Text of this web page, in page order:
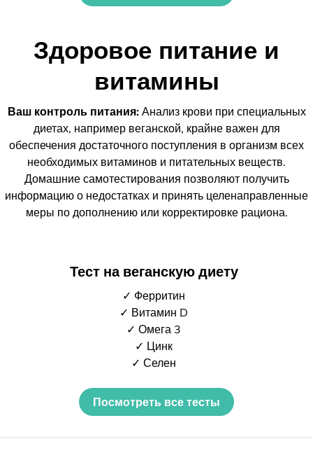
Здоровое питание и
витамины
Ваш контроль питания:Анализ крови при специальных
диетах, например веганской, крайне важен для
обеспечения достаточного поступления в организм всех
необходимых витаминов и питательных веществ.
Домашние самотестирования позволяют получить
информацию о недостатках и принять целенаправленные
меры по дополнению или корректировке рациона.
Тест на веганскую диету
✓ Ферритин
✓ Витамин D
✓ Омега 3
✓ Цинк
✓ Селен
Посмотреть все тесты